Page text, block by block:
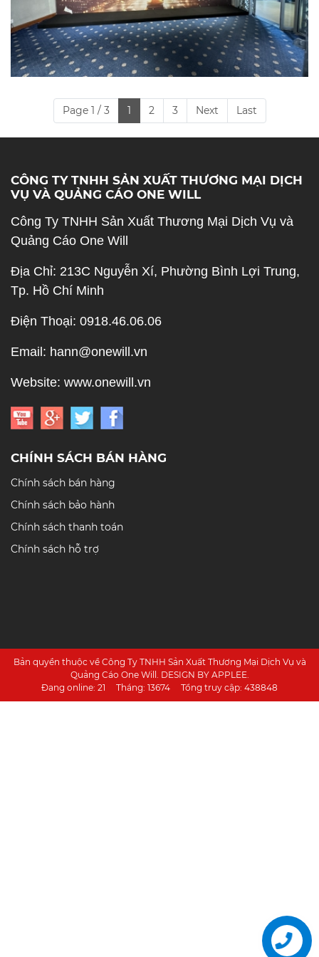
Page 1 / 3 1 2 3 Next Last
CÔNG TY TNHH SẢN XUẤT THƯƠNG MẠI DỊCH
VỤ VÀ QUẢNG CÁO ONE WILL
Công Ty TNHH Sản Xuất Thương Mại Dịch Vụ và
Quảng Cáo One Will
Địa Chỉ: 213C Nguyễn Xí, Phường Bình Lợi Trung,
Tp. Hồ Chí Minh
Điện Thoại: 0918.46.06.06
Email: hann@onewill.vn
Website: www.onewill.vn
CHÍNH SÁCH BÁN HÀNG
Chính sách bán hàng
Chính sách bảo hành
Chính sách thanh toán
Chính sách hỗ trợ
Bản quyền thuộc về Công Ty TNHH Sản Xuất Thương Mại Dịch Vụ và
Quảng Cáo One Will. DESIGN BY APPLEE.
Đang online: 21 Tháng: 13674 Tổng truy cập: 438848